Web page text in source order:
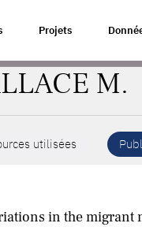
Projets
M.
utilisées
in the migrant